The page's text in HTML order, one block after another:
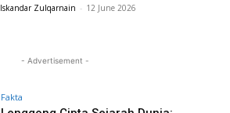
Iskandar Zulqarnain - 12 June 2026
- Advertisement -
Fakta